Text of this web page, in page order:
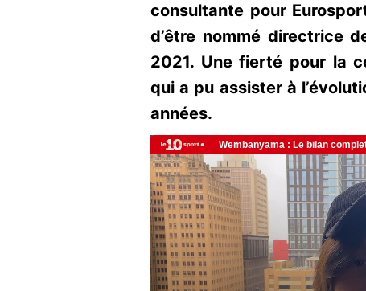
consultante pour
d’être nommé directrice
2021. Une fierté pour la
qui a pu assister à
années.